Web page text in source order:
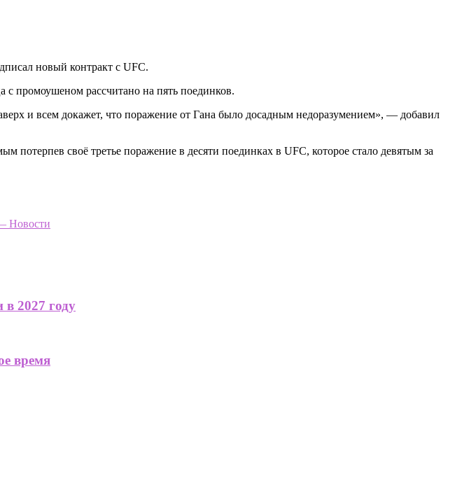
новый контракт с UFC.
с промоушеном рассчитано на пять поединков.
и всем докажет, что поражение от Гана было досадным недоразумением», — добавил
своё третье поражение в десяти поединках в UFC, которое стало девятым за
Новости
2027 году
время